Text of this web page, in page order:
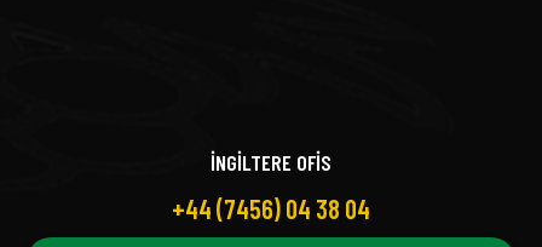
İNGİLTERE OFİS
+44 (7456) 04 38 04